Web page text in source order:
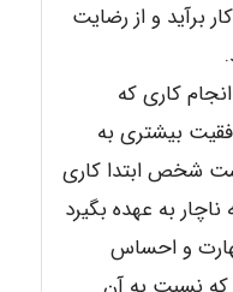
برآید و از رضایت
کاری که
بیشتری به
شخص ابتدا کاری
به عهده بگیرد
و احساس